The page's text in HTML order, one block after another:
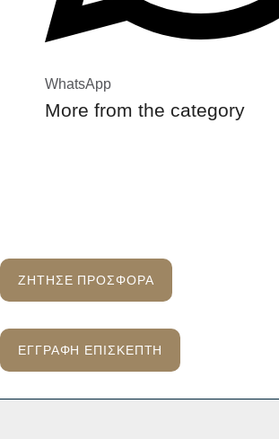
WhatsApp
More from the category
ΖΗΤΗΣΕ ΠΡΟΣΦΟΡΑ
ΕΓΓΡΑΦΗ ΕΠΙΣΚΕΠΤΗ